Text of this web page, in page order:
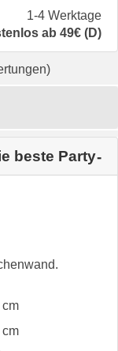
1-4 Werktage
ab 49€ (D)
beste Party
cm
cm